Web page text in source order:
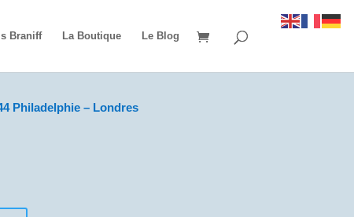
Braniff La Boutique Le Blog
Philadelphie – Londres